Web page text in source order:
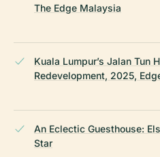
The Edge Malaysia
Kuala Lumpur’s Jalan Tun
Redevelopment, 2025,
An Eclectic Guesthouse:
Star